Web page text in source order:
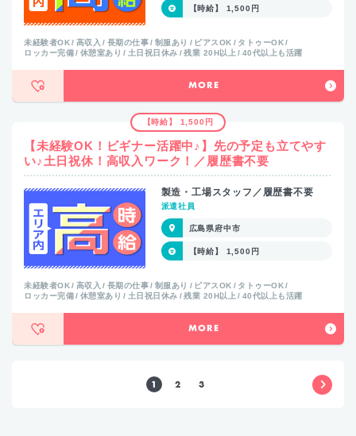
【時給】 1,500円
未経験者OK 高収入 長期の仕事 制服あり ピアスOK
タトゥーOK
ロッカー完備
休憩室あり 土日祝日休み 残業 20H以上 40代以上も活躍
MORE
【時給】 1,500円
【未経験OK！ビギナー活躍中♪】先の予定も立てやす
い♪土日祝休！高収入ワーク！／履歴書不要
製造・工場スタッフ／履歴書不要
派遣社員
広島県府中市
【時給】 1,500円
未経験者OK 高収入 長期の仕事 制服あり ピアスOK
タトゥーOK
ロッカー完備
休憩室あり 土日祝日休み 残業 20H以上 40代以上も活躍
MORE
1 2 3